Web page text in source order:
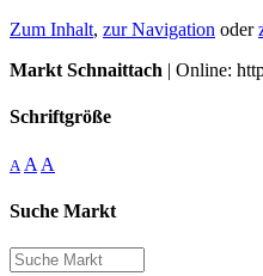
Zum Inhalt, zur Navigation oder
Markt Schnaittach | Online:
Schriftgröße
A A A
Suche Markt